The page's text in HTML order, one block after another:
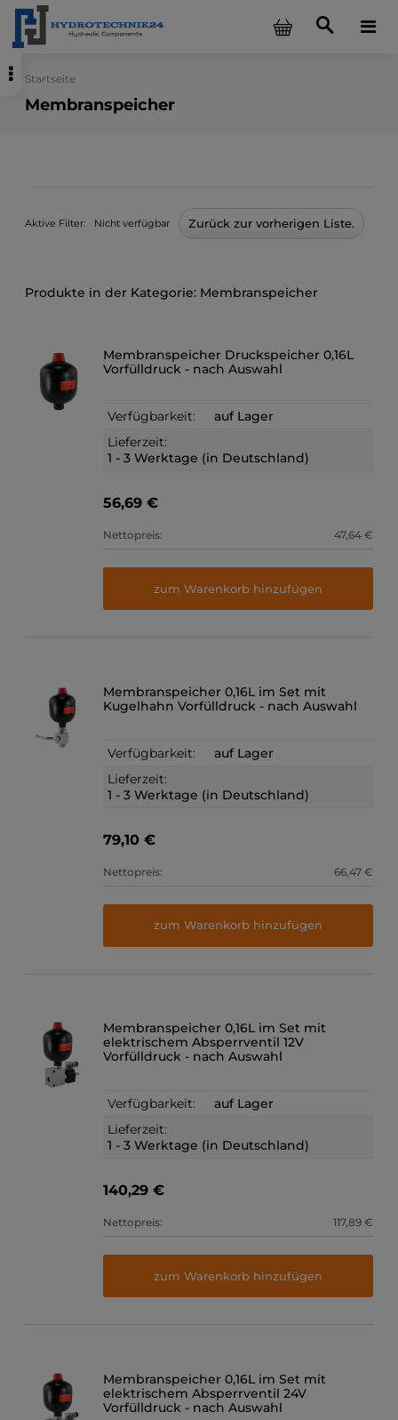
Startseite
Membranspeicher
Aktive Filter: Nicht verfügbar Zurück zur vorherigen Liste.
Membranspeicher
Membranspeicher Druckspeicher 0,16L
Vorfülldruck - nach Auswahl
Verfügbarkeit:
auf Lager
Lieferzeit:
1 - 3 Werktage (in Deutschland)
56,69 €
Nettopreis: 47,64 €
zum Warenkorb hinzufügen
Membranspeicher 0,16L im Set mit
Kugelhahn Vorfülldruck - nach Auswahl
Verfügbarkeit:
auf Lager
Lieferzeit:
1 - 3 Werktage (in Deutschland)
79,10 €
Nettopreis: 66,47 €
zum Warenkorb hinzufügen
Membranspeicher 0,16L im Set mit
elektrischem Absperrventil 12V
Vorfülldruck - nach Auswahl
Verfügbarkeit:
auf Lager
Lieferzeit:
1 - 3 Werktage (in Deutschland)
140,29 €
Nettopreis: 117,89 €
zum Warenkorb hinzufügen
Membranspeicher 0,16L im Set mit
elektrischem Absperrventil 24V
Vorfülldruck - nach Auswahl